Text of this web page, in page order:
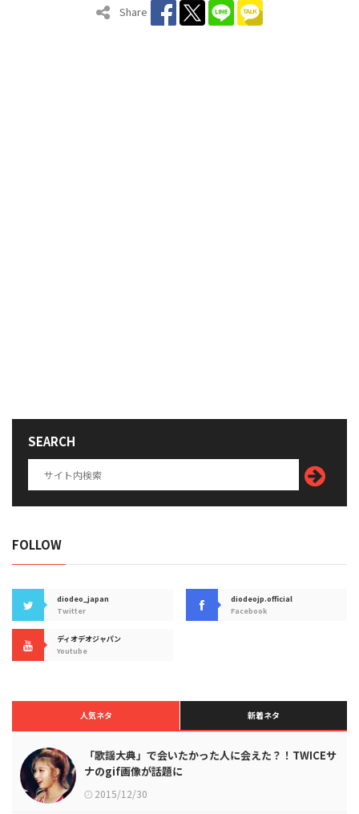
Share
SEARCH
FOLLOW
diodeo_japan
Twitter
diodeojp.official
Facebook
ディオデオジャパン
Youtube
人気ネタ 新着ネタ
「歌謡大典」で会いたかった人に会えた？！TWICEサ
ナのgif画像が話題に
2015/12/30